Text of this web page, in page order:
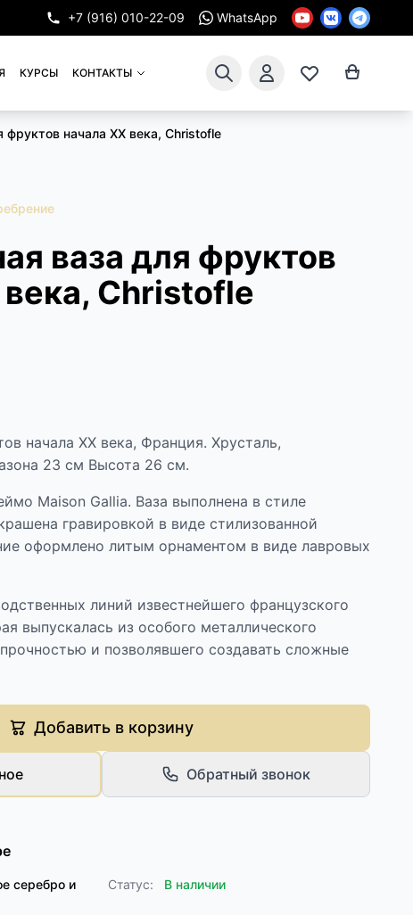
+7 (916) 010-22-09 WhatsApp
КУРСЫ КОНТАКТЫ
фруктов начала XX века, Сhristofle
ваза для фруктов
века, Сhristofle
начала XX века, Франция. Хрусталь,
23 см Высота 26 см.
Maison Gallia. Ваза выполнена в стиле
гравировкой в виде стилизованной
оформлено литым орнаментом в виде лавровых
линий известнейшего французского
выпускалась из особого металлического
и позволявшего создавать сложные
Добавить в корзину
Обратный звонок
серебро и
Статус: В наличии